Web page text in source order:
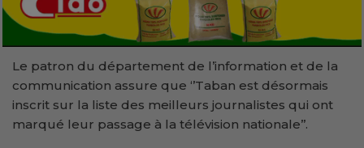
Le patron du département de l’information et de la
communication assure que ‘’Taban est désormais
inscrit sur la liste des meilleurs journalistes qui ont
marqué leur passage à la télévision nationale’’.